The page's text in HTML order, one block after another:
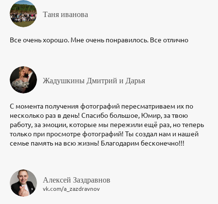
Таня иванова
Все очень хорошо. Мне очень понравилось. Все отлично
Жадушкины Дмитрий и Дарья
С момента получения фотографий пересматриваем их по
несколько раз в день! Спасибо большое, Юмир, за твою
работу, за эмоции, которые мы пережили ещё раз, но теперь
только при просмотре фотографий! Ты создал нам и нашей
семье память на всю жизнь! Благодарим бесконечно!!!
Алексей Заздравнов
vk.com/a_zazdravnov